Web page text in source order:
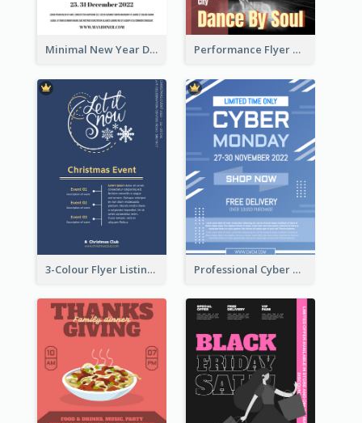
Minimal New Year Dinning Promotion Design Idea Performance Flyer With Monochrome Photo
3-Colour Flyer Listing Christmas Activities Professional Cyber Monday Free Delivery Promotion Flyer Design